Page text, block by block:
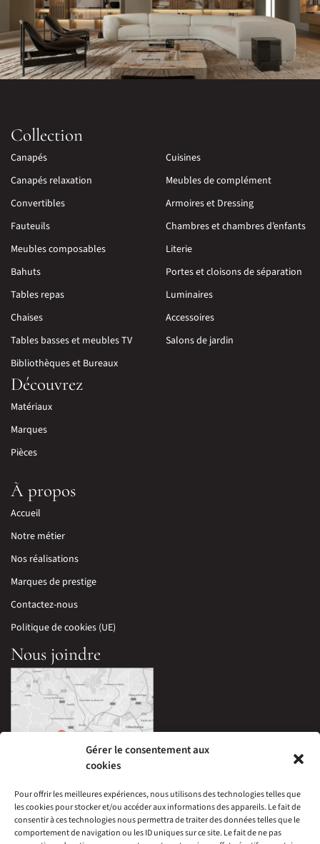
Gérer le consentement aux
cookies
Pour offrir les meilleures expériences, nous utilisons des technologies telles que
les cookies pour stocker et/ou accéder aux informations des appareils. Le fait de
consentir à ces technologies nous permettra de traiter des données telles que le
comportement de navigation ou les ID uniques sur ce site. Le fait de ne pas
Collection
Canapés
Canapés relaxation
Convertibles
Fauteuils
Meubles composables
Bahuts
Tables repas
Chaises
Tables basses et meubles TV
Bibliothèques et Bureaux
Cuisines
Meubles de complément
Armoires et Dressing
Chambres et chambres d’enfants
Literie
Portes et cloisons de séparation
Luminaires
Accessoires
Salons de jardin
Découvrez
Matériaux
Marques
Pièces
À propos
Accueil
Notre métier
Nos réalisations
Marques de prestige
Contactez-nous
Politique de cookies (UE)
Nous joindre
33 Avenue Edouard Millaud,
69290 Craponne, France